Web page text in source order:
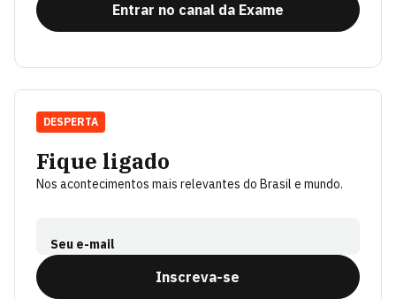
Entrar no canal da Exame
Fique ligado
Nos acontecimentos mais relevantes do Brasil e mundo.
Seu e-mail
Inscreva-se
DESPERTA